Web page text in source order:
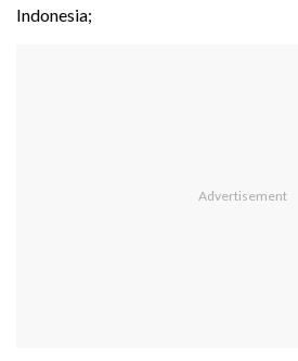
Indonesia;